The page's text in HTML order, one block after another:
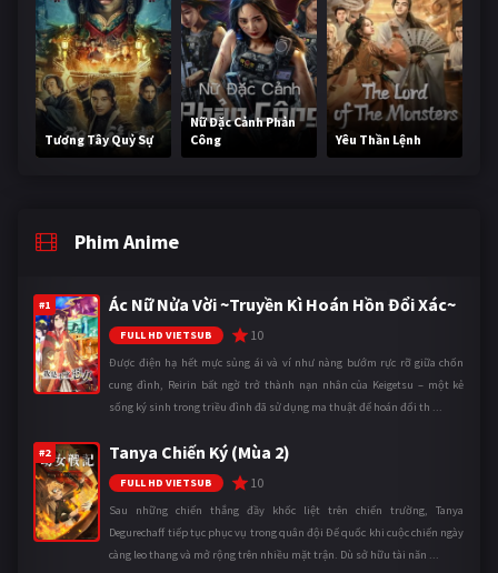
Tương Tây Quỷ Sự
Nữ Đặc Cảnh Phản
Công
Yêu Thần Lệnh
Phim Anime
#1 Ác Nữ Nửa Vời ~Truyền Kì Hoán Hồn Đổi Xác~
FULL HD VIETSUB 10
Được điện hạ hết mực sủng ái và ví như nàng bướm rực rỡ giữa chốn
cung đình, Reirin bất ngờ trở thành nạn nhân của Keigetsu – một kẻ
sống ký sinh trong triều đình đã sử dụng ma thuật để hoán đổi th ...
#2 Tanya Chiến Ký (Mùa 2)
FULL HD VIETSUB 10
Sau những chiến thắng đầy khốc liệt trên chiến trường, Tanya
Degurechaff tiếp tục phục vụ trong quân đội Đế quốc khi cuộc chiến ngày
càng leo thang và mở rộng trên nhiều mặt trận. Dù sở hữu tài năn ...